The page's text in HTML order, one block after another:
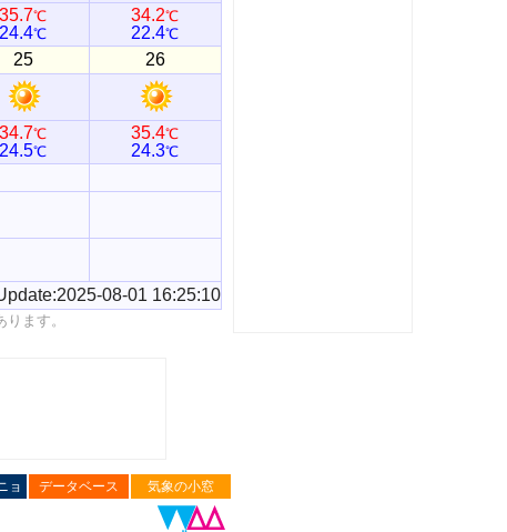
35.7℃
24.4℃
34.2℃
22.4℃
25 26
34.7℃
24.5℃
35.4℃
24.3℃
08-01 16:25:10
ます。
ョ データベース 気象の小窓